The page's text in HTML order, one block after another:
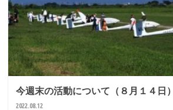
今週末の活動について（８月１４日）
2022.08.12